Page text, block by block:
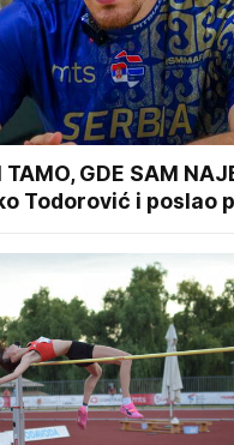
TAMO, GDE SAM
Todorović i poslao